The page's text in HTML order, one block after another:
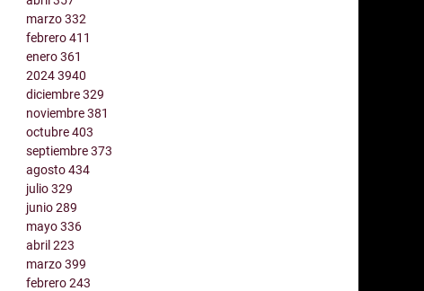
marzo332
febrero411
enero361
20243940
diciembre329
noviembre381
octubre403
septiembre373
agosto434
julio329
junio289
mayo336
abril223
marzo399
febrero243